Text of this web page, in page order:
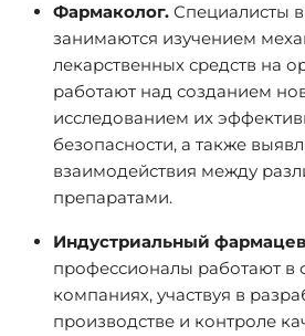
Фармаколог. Специалисты
занимаются изучением
лекарственных средств на
работают над созданием
исследованием их
безопасности, а также
взаимодействия между
препаратами.
Индустриальный
профессионалы работают в
компаниях, участвуя в
производстве и контроле